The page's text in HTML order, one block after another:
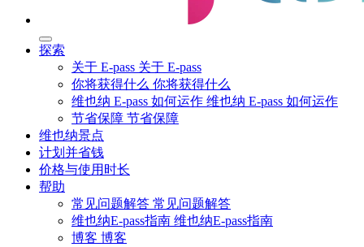
探索
关于 E-pass 关于 E-pass
你将获得什么 你将获得什么
维也纳 E-pass 如何运作 维也纳 E-pass 如何运作
节省保障 节省保障
维也纳景点
计划并省钱
价格与使用时长
帮助
常见问题解答 常见问题解答
维也纳E-pass指南 维也纳E-pass指南
博客 博客